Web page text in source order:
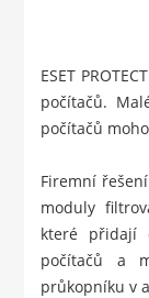
ESET
počítačů.
počítačů
Firemní
moduly
které přidají
počítačů a
průkopníku v